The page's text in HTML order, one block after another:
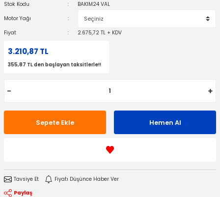
Stok Kodu
BAKIM24 VAL
Motor Yağı
Fiyat
2.675,72 TL + KDV
3.210,87 TL
355,87 TL den başlayan taksitlerle!!
Sepete Ekle Hemen Al
Tavsiye Et
Fiyatı Düşünce Haber Ver
Paylaş